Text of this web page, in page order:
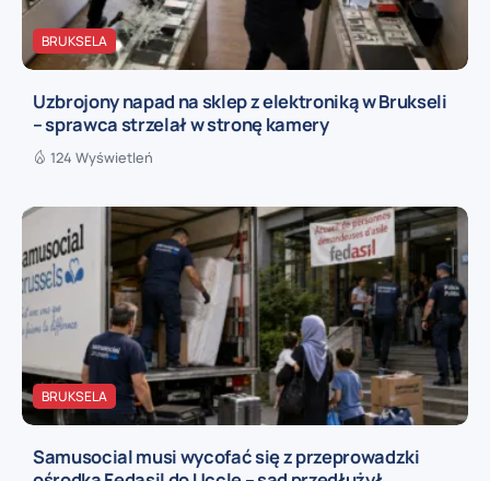
BRUKSELA
Uzbrojony napad na sklep z elektroniką w Brukseli
– sprawca strzelał w stronę kamery
124 Wyświetleń
BRUKSELA
Samusocial musi wycofać się z przeprowadzki